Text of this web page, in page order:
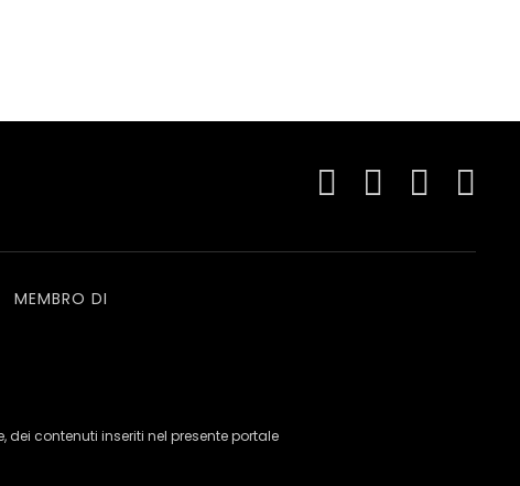
MEMBRO DI
contenuti inseriti nel presente portale